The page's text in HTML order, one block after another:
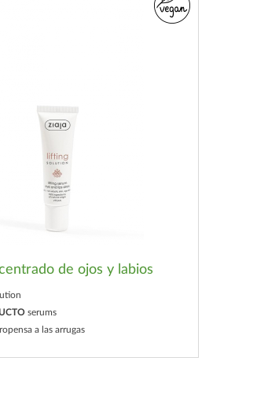
de ojos y labios
serums
a las arrugas